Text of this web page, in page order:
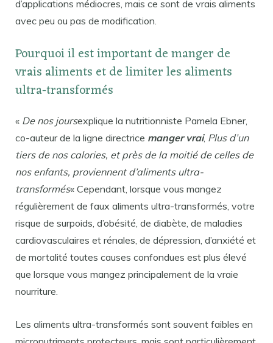
d’applications médiocres, mais ce sont de vrais aliments
avec peu ou pas de modification.
Pourquoi il est important de manger de
vrais aliments et de limiter les aliments
ultra-transformés
« De nos joursexplique la nutritionniste Pamela Ebner,
co-auteur de la ligne directrice manger vrai, Plus d’un
tiers de nos calories, et près de la moitié de celles de
nos enfants, proviennent d’aliments ultra-
transformés« Cependant, lorsque vous mangez
régulièrement de faux aliments ultra-transformés, votre
risque de surpoids, d’obésité, de diabète, de maladies
cardiovasculaires et rénales, de dépression, d’anxiété et
de mortalité toutes causes confondues est plus élevé
que lorsque vous mangez principalement de la vraie
nourriture.
Les aliments ultra-transformés sont souvent faibles en